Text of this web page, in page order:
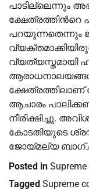
പാടില്ലെന്നും
ക്ഷേത്രത്തിന്‍റെ
പറയുന്നതെന്നും
വ്യത്യസ്തമായി
ആചാരം
നീരിക്ഷിച്ചു.
കോടതിയുടെ
ജോയ്മല്യ
Posted in
Tagged Supreme